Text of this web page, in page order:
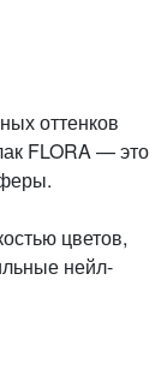
оттенков
FLORA — это
цветов,
нейл-